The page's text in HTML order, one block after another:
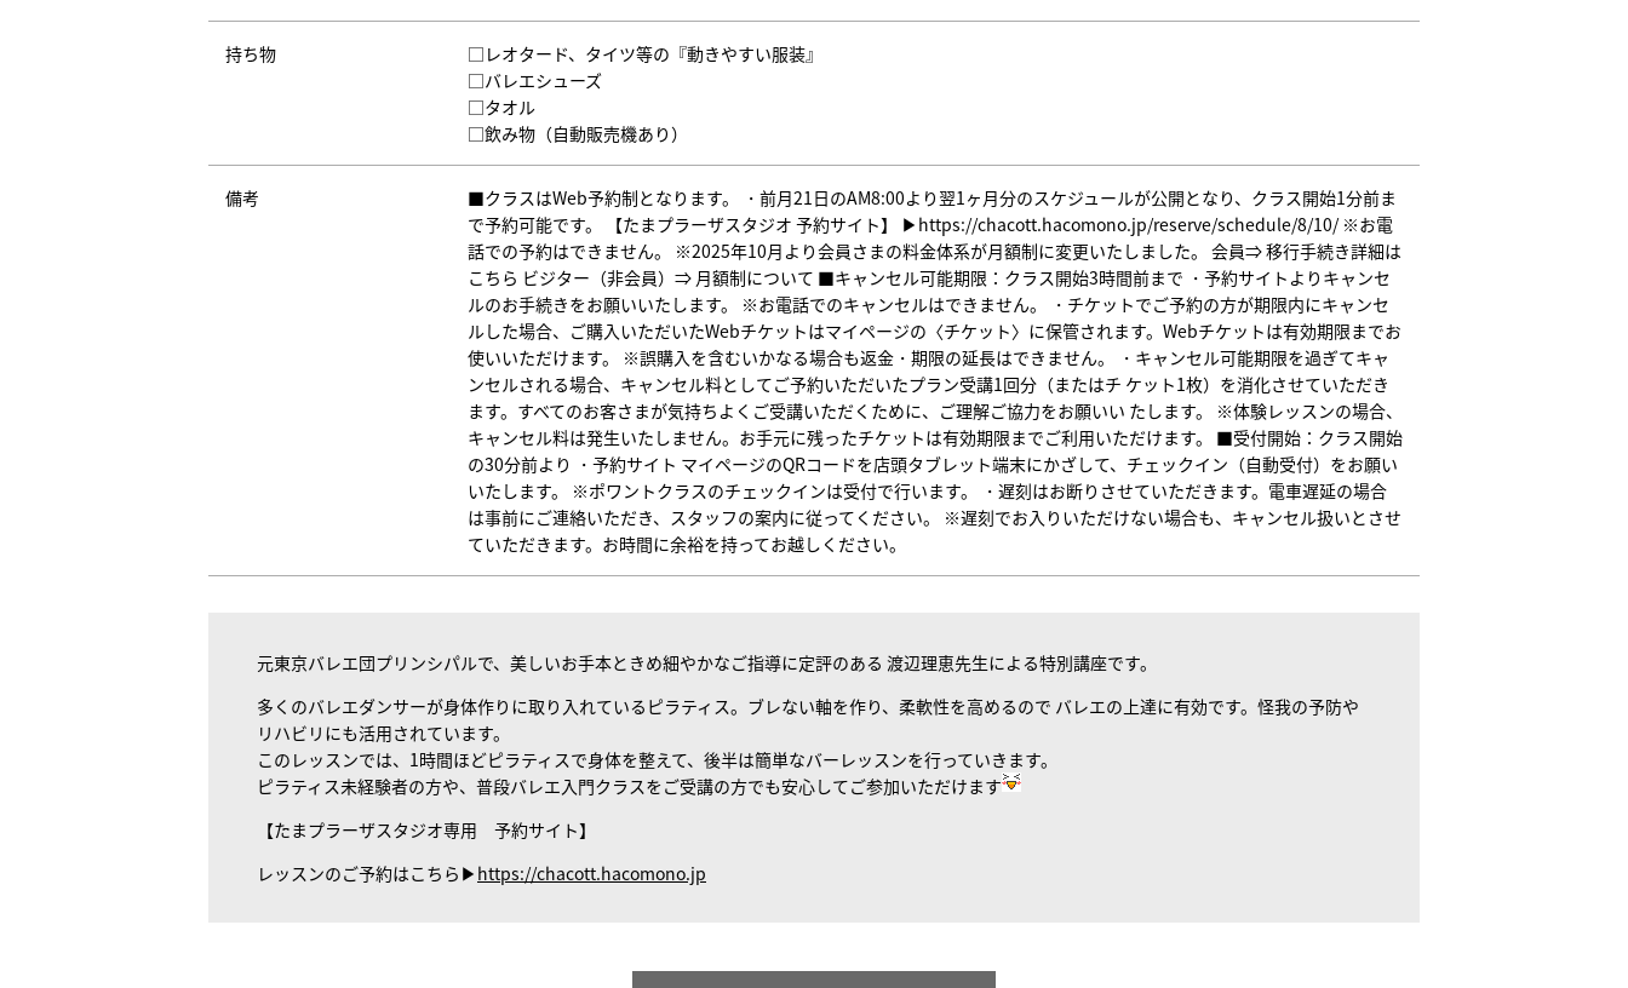
持ち物
□レオタード、タイツ等の『動きやすい服装』
□バレエシューズ
□タオル
□飲み物（自動販売機あり）
備考
■クラスはWeb予約制となります。 ・前月21日のAM8:00より翌1ヶ月分のスケジュールが公開となり、クラス開始1分前ま
で予約可能です。 【たまプラーザスタジオ 予約サイト】 ▶https://chacott.hacomono.jp/reserve/schedule/8/10/ ※お電
話での予約はできません。 ※2025年10月より会員さまの料金体系が月額制に変更いたしました。 会員⇒ 移行手続き詳細は
こちら ビジター（非会員）⇒ 月額制について ■キャンセル可能期限：クラス開始3時間前まで ・予約サイトよりキャンセ
ルのお手続きをお願いいたします。 ※お電話でのキャンセルはできません。 ・チケットでご予約の方が期限内にキャンセ
ルした場合、ご購入いただいたWebチケットはマイページの〈チケット〉に保管されます。Webチケットは有効期限までお
使いいただけます。 ※誤購入を含むいかなる場合も返金・期限の延長はできません。 ・キャンセル可能期限を過ぎてキャ
ンセルされる場合、キャンセル料としてご予約いただいたプラン受講1回分（またはチ ケット1枚）を消化させていただき
ます。すべてのお客さまが気持ちよくご受講いただくために、ご理解ご協力をお願いい たします。 ※体験レッスンの場合、
キャンセル料は発生いたしません。お手元に残ったチケットは有効期限までご利用いただけます。 ■受付開始：クラス開始
の30分前より ・予約サイト マイページのQRコードを店頭タブレット端末にかざして、チェックイン（自動受付）をお願い
いたします。 ※ポワントクラスのチェックインは受付で行います。 ・遅刻はお断りさせていただきます。電車遅延の場合
は事前にご連絡いただき、スタッフの案内に従ってください。 ※遅刻でお入りいただけない場合も、キャンセル扱いとさせ
ていただきます。お時間に余裕を持ってお越しください。
元東京バレエ団プリンシパルで、美しいお手本ときめ細やかなご指導に定評のある 渡辺理恵先生による特別講座です。
多くのバレエダンサーが身体作りに取り入れているピラティス。ブレない軸を作り、柔軟性を高めるので バレエの上達に有効です。怪我の予防や
リハビリにも活用されています。
このレッスンでは、1時間ほどピラティスで身体を整えて、後半は簡単なバーレッスンを行っていきます。
ピラティス未経験者の方や、普段バレエ入門クラスをご受講の方でも安心してご参加いただけます
【たまプラーザスタジオ専用 予約サイト】
レッスンのご予約はこちら▶ https://chacott.hacomono.jp